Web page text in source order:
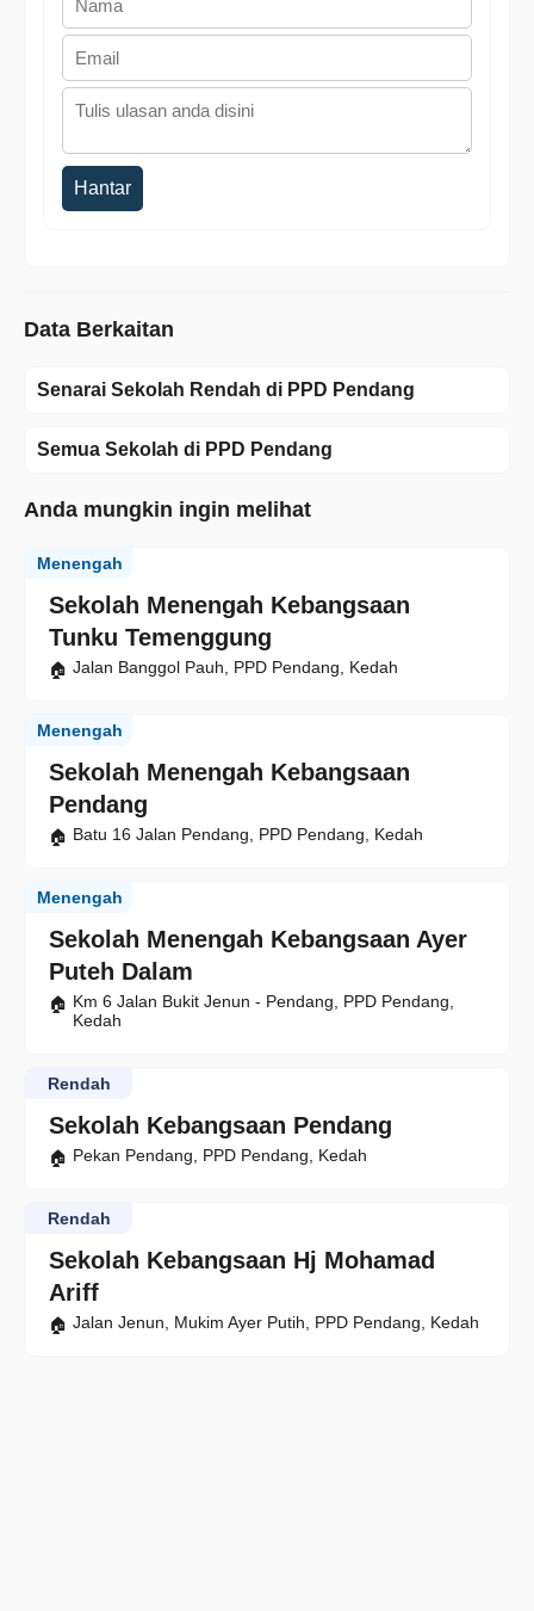
Hantar
Data Berkaitan
Senarai Sekolah Rendah di PPD Pendang
Semua Sekolah di PPD Pendang
Anda mungkin ingin melihat
Sekolah Menengah Kebangsaan
Tunku Temenggung
Menengah
Jalan Banggol Pauh, PPD Pendang, Kedah
Sekolah Menengah Kebangsaan
Pendang
Menengah
Batu 16 Jalan Pendang, PPD Pendang, Kedah
Sekolah Menengah Kebangsaan Ayer
Puteh Dalam
Menengah
Km 6 Jalan Bukit Jenun - Pendang, PPD Pendang,
Kedah
Sekolah Kebangsaan Pendang
Rendah
Pekan Pendang, PPD Pendang, Kedah
Sekolah Kebangsaan Hj Mohamad
Ariff
Rendah
Jalan Jenun, Mukim Ayer Putih, PPD Pendang, Kedah